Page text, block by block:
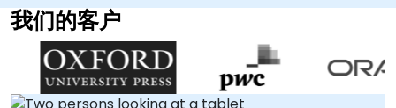
于线下合作，我们的顾问可以直接在您的设施或
NobleProg公司中心进行操作或举办研讨会。 与
NobleProg合作，加速您的数据战略，并自信地部
署稳健的预测模型。 NobleProg——您的本地咨询
合作伙伴
我们的客户